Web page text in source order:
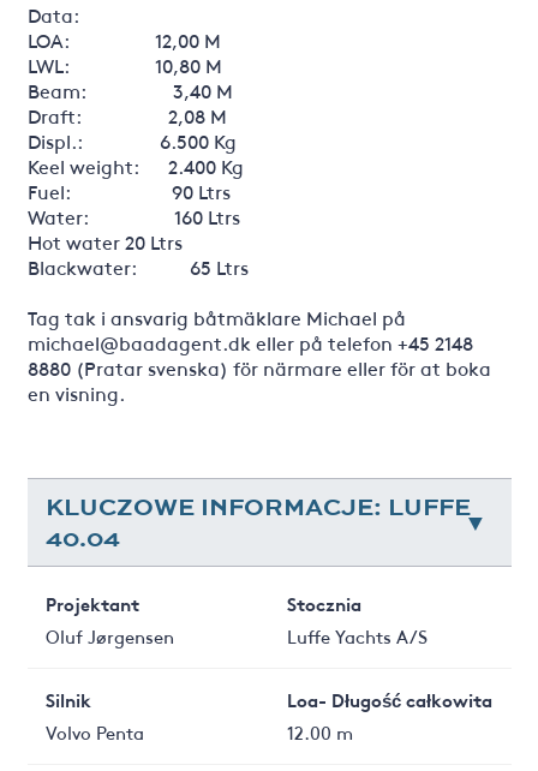
Data:
LOA: 12,00 M
LWL: 10,80 M
Beam: 3,40 M
Draft: 2,08 M
Displ.: 6.500 Kg
Keel weight: 2.400 Kg
Fuel: 90 Ltrs
Water: 160 Ltrs
Hot water 20 Ltrs
Blackwater: 65 Ltrs
Tag tak i ansvarig båtmäklare Michael på
michael@baadagent.dk eller på telefon +45 2148
8880 (Pratar svenska) för närmare eller för at boka
en visning.
KLUCZOWE INFORMACJE: LUFFE
40.04
Projektant
Oluf Jørgensen
Stocznia
Luffe Yachts A/S
Silnik
Volvo Penta
Loa- Długość całkowita
12.00 m